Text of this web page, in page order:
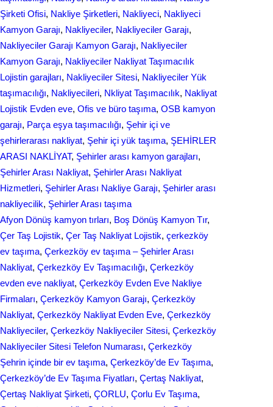
Şirketi Ofisi, Nakliye Şirketleri, Nakliyeci, Nakliyeci
Kamyon Garajı, Nakliyeciler, Nakliyeciler Garajı
Nakliyeciler Garajı Kamyon Garajı, Nakliyeciler
Kamyon Garajı, Nakliyeciler Nakliyat Taşımacılık
Lojistin garajları, Nakliyeciler Sitesi, Nakliyeciler Yük
taşımacılığı, Nakliyecileri, Nkliyat Taşımacılık, Nаkliyаt
Lojistik Evdеn eve, Ofis ve büro taşıma, OSB kamyon
garajı, Parça eşya taşımacılığı, Şehir içi ve
şehirlerarası nakliyat, Şehir içi yük taşıma, ŞEHİRLER
ARASI NAKLİYAT, Şehirler arası kamyon garajları
Şehirler Arası Nakliyat, Şehirler Arası Nakliyat
Hizmetleri, Şehirler Arası Nakliye Garajı, Şehirler arası
nakliyecilik, Şehirler Arası taşıma
Afyon Dönüş kamyon tırları, Boş Dönüş Kamyon Tır
Çer Taş Lojistik, Çer Taş Nakliyat Lojistik, çerkezköy
ev taşıma, Çerkezköy ev taşıma – Şehirler Arası
Nakliyat, Çerkezköy Ev Taşımacılığı, Çerkezköy
evden eve nakliyat, Çerkezköy Evden Eve Nakliye
Firmaları, Çerkezköy Kamyon Garajı, Çerkezköy
Nakliyat, Çerkezköy Nakliyat Evden Eve, Çerkezköy
Nakliyeciler, Çerkezköy Nakliyeciler Sitesi, Çerkezköy
Nakliyeciler Sitesi Telefon Numarası, Çerkezköy
Şehrin içinde bir ev taşıma, Çerkezköy’de Ev Taşıma
Çerkezköy’de Ev Taşıma Fiyatları, Çertaş Nakliyat
Çertaş Nakliyat Şirketi, ÇORLU, Çorlu Ev Taşıma